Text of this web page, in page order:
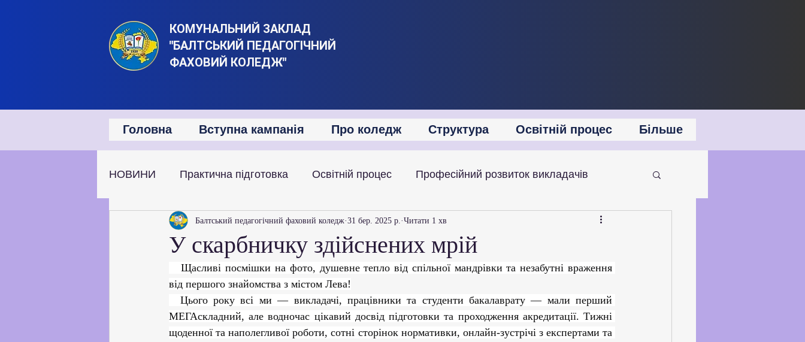
КОМУНАЛЬНИЙ ЗАКЛАД
"БАЛТСЬКИЙ ПЕДАГОГІЧНИЙ
ФАХОВИЙ КОЛЕДЖ"
Головна Вступна кампанія Про коледж Структура Освітній процес Більше
НОВИНИ Практична підготовка Освітній процес Професійний розвиток викладачів
Наукова та дослідницька діяльність Академічна мобільність
Партнерство з українськими ЗВО Робота зі здобувачами освіти Студентське життя
Профорієнтаційна робота Забезпечення якості освіти Співпраця зі стейкхолдерами
У скарбничку здійснених мрій
Балтський педагогічний фаховий коледж 31 бер. 2025 р. Читати 1 хв
   Щасливі посмішки на фото, душевне тепло від спільної мандрівки та незабутні враження
від першого знайомства з містом Лева!
МЕГАскладний, але водночас цікавий досвід підготовки та проходження акредитації. Тижні
щоденної та наполегливої роботи, сотні сторінок нормативки, онлайн-зустрічі з експертами та